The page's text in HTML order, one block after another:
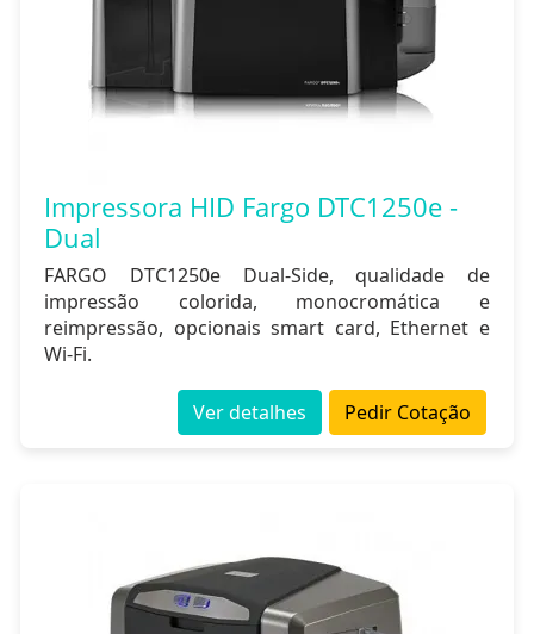
Impressora HID Fargo DTC1250e -
Dual
FARGO DTC1250e Dual-Side, qualidade de
impressão colorida, monocromática e
reimpressão, opcionais smart card, Ethernet e
Wi-Fi.
Pedir Cotação
Ver detalhes